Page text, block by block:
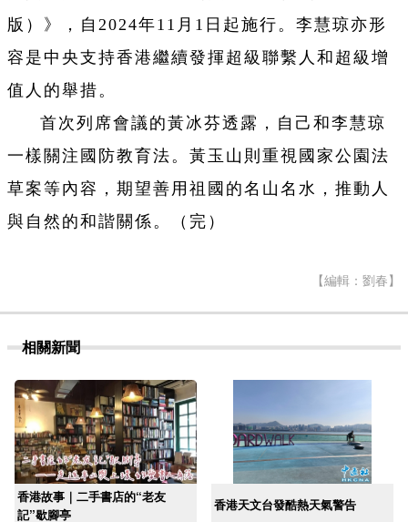
版）》，自2024年11月1日起施行。李慧琼亦形
容是中央支持香港繼續發揮超級聯繫人和超級增
值人的舉措。
首次列席會議的黃冰芬透露，自己和李慧琼
一樣關注國防教育法。黃玉山則重視國家公園法
草案等內容，期望善用祖國的名山名水，推動人
與自然的和諧關係。（完）
【編輯：劉春】
相關新聞
香港故事｜二手書店的“老友
記”歇腳亭
香港天文台發酷熱天氣警告